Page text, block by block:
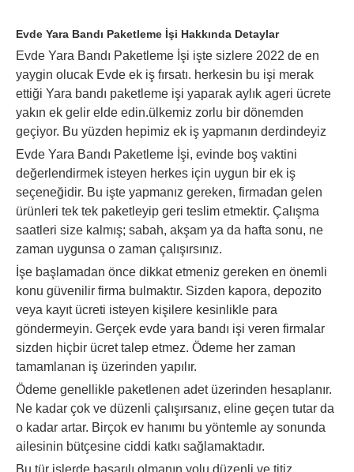
Evde Yara Bandı Paketleme İşi Hakkında Detaylar
Evde Yara Bandı Paketleme İşi işte sizlere 2022 de en
yaygin olucak Evde ek iş fırsatı. herkesin bu işi merak
ettiği Yara bandı paketleme işi yaparak aylık ageri ücrete
yakın ek gelir elde edin.ülkemiz zorlu bir dönemden
geçiyor. Bu yüzden hepimiz ek iş yapmanın derdindeyiz
Evde Yara Bandı Paketleme İşi, evinde boş vaktini
değerlendirmek isteyen herkes için uygun bir ek iş
seçeneğidir. Bu işte yapmanız gereken, firmadan gelen
ürünleri tek tek paketleyip geri teslim etmektir. Çalışma
saatleri size kalmış; sabah, akşam ya da hafta sonu, ne
zaman uygunsa o zaman çalışırsınız.
İşe başlamadan önce dikkat etmeniz gereken en önemli
konu güvenilir firma bulmaktır. Sizden kapora, depozito
veya kayıt ücreti isteyen kişilere kesinlikle para
göndermeyin. Gerçek evde yara bandı işi veren firmalar
sizden hiçbir ücret talep etmez. Ödeme her zaman
tamamlanan iş üzerinden yapılır.
Ödeme genellikle paketlenen adet üzerinden hesaplanır.
Ne kadar çok ve düzenli çalışırsanız, eline geçen tutar da
o kadar artar. Birçok ev hanımı bu yöntemle ay sonunda
ailesinin bütçesine ciddi katkı sağlamaktadır.
Bu tür işlerde başarılı olmanın yolu düzenli ve titiz